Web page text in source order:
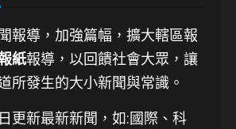
報導，加強篇幅，擴大轄區報
紙報導，以回饋社會大眾，讓
所發生的大小新聞與常識。
更新最新新聞 ，如:國際、科